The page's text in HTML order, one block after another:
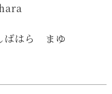
ばはら まゆ